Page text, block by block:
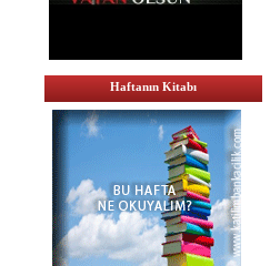
Haftanın Kitabı